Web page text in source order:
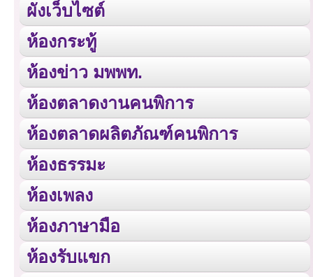
ผังเว็บไซต์
ห้องกระทู้
ห้องข่าว มพพท.
ห้องตลาดงานคนพิการ
ห้องตลาดผลิตภัณฑ์คนพิการ
ห้องธรรมะ
ห้องเพลง
ห้องภาษามือ
ห้องรับแขก